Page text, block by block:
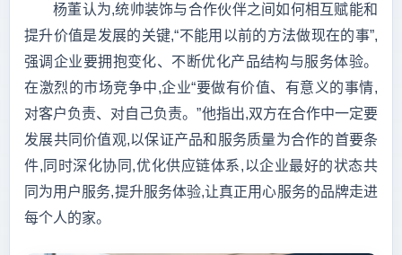
杨董认为,统帅装饰与合作伙伴之间如何相互赋能和
提升价值是发展的关键,“不能用以前的方法做现在的事”,
强调企业要拥抱变化、不断优化产品结构与服务体验。
在激烈的市场竞争中,企业“要做有价值、有意义的事情,
对客户负责、对自己负责。”他指出,双方在合作中一定要
发展共同价值观,以保证产品和服务质量为合作的首要条
件,同时深化协同,优化供应链体系,以企业最好的状态共
同为用户服务,提升服务体验,让真正用心服务的品牌走进
每个人的家。